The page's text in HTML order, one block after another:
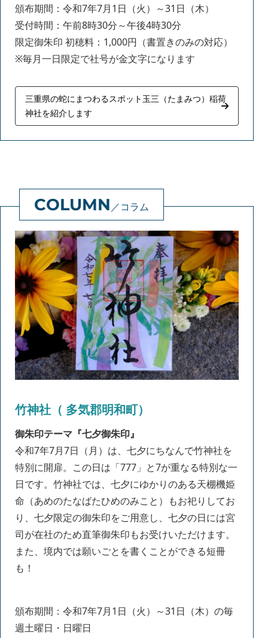
頒布期間：令和7年7月1日（火）～31日（木）
受付時間：午前8時30分～午後4時30分
限定御朱印 初穂料：1,000円（書置きのみの対応）
※毎月一日限定で社号が金文字になります
三重県の蛇にまつわるスポット玉三（たまみつ）稲荷
神社を紹介します
コラム
竹神社（ 多気郡明和町）
御朱印テーマ 『七夕御朱印』
令和7年7月7日（月）は、七夕にちなんで竹神社を
特別に開扉。この日は「777」と7が重なる特別な一
日です。竹神社では、七夕にゆかりのある天棚機姫
命（あめのたなばたひめのみこと）もお祀りしてお
り、七夕限定の御朱印をご用意し、七夕の日には宮
司が在社のため直筆御朱印もお受けいただけます。
また、境内では願いごとを書くことができる短冊
も！
頒布期間：令和7年7月1日（火）～31日（木）の毎
週土曜日・日曜日